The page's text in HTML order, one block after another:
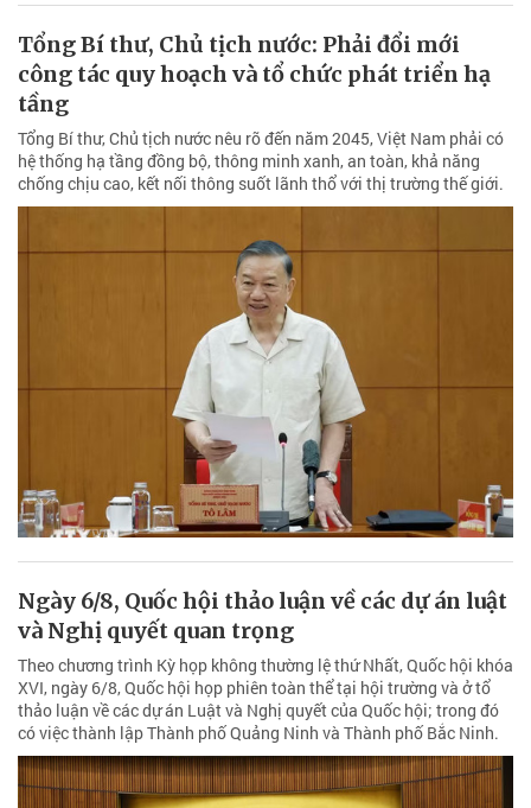
Tổng Bí thư, Chủ tịch nước: Phải đổi mới
công tác quy hoạch và tổ chức phát triển hạ
tầng
Tổng Bí thư, Chủ tịch nước nêu rõ đến năm 2045, Việt Nam phải có
hệ thống hạ tầng đồng bộ, thông minh xanh, an toàn, khả năng
chống chịu cao, kết nối thông suốt lãnh thổ với thị trường thế giới.
Ngày 6/8, Quốc hội thảo luận về các dự án luật
và Nghị quyết quan trọng
Theo chương trình Kỳ họp không thường lệ thứ Nhất, Quốc hội khóa
XVI, ngày 6/8, Quốc hội họp phiên toàn thể tại hội trường và ở tổ
thảo luận về các dự án Luật và Nghị quyết của Quốc hội; trong đó
có việc thành lập Thành phố Quảng Ninh và Thành phố Bắc Ninh.